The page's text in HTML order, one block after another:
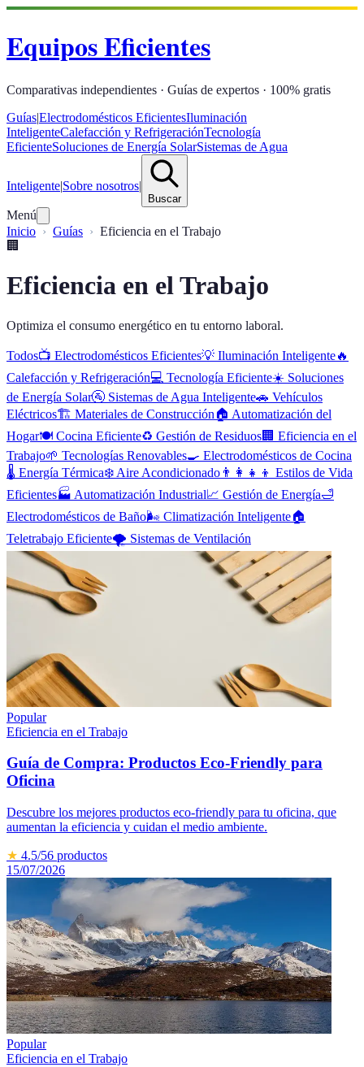
Equipos Eficientes
Comparativas independientes · Guías de expertos · 100% gratis
Guías|Electrodomésticos EficientesIluminación
InteligenteCalefacción y RefrigeraciónTecnología
EficienteSoluciones de Energía SolarSistemas de Agua
Inteligente|Sobre nosotros|
Buscar
Menú
Inicio
Guías
Eficiencia en el Trabajo
🏢
Eficiencia en el Trabajo
Optimiza el consumo energético en tu entorno laboral.
Todos📺 Electrodomésticos Eficientes💡 Iluminación Inteligente🔥
Calefacción y Refrigeración💻 Tecnología Eficiente☀️ Soluciones
de Energía Solar🚰 Sistemas de Agua Inteligente🚗 Vehículos
Eléctricos🏗️ Materiales de Construcción🏠 Automatización del
Hogar🍽️ Cocina Eficiente♻️ Gestión de Residuos🏢 Eficiencia en el
Trabajo🌱 Tecnologías Renovables🍳 Electrodomésticos de Cocina
🌡️ Energía Térmica❄️ Aire Acondicionado 👨‍👩‍👧‍👦 Estilos de Vida
Eficientes🏭 Automatización Industrial📈 Gestión de Energía🛁
Electrodomésticos de Baño🌬️ Climatización Inteligente🏠
Teletrabajo Eficiente🌪️ Sistemas de Ventilación
Popular
Eficiencia en el Trabajo
Guía de Compra: Productos Eco-Friendly para
Oficina
Descubre los mejores productos eco-friendly para tu oficina, que
aumentan la eficiencia y cuidan el medio ambiente.
★ 4.5/56 productos
15/07/2026
Popular
Eficiencia en el Trabajo